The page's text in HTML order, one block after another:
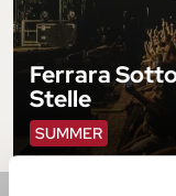
SUMMER
Ferrara
Stelle